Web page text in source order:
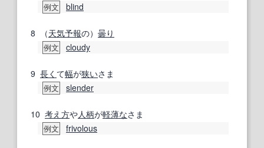
例文 blind
8 （天気予報の） 曇り
例文 cloudy
9 長く て幅が狭いさま
例文 slender
10 考え方や人柄が軽薄なさま
例文 frivolous